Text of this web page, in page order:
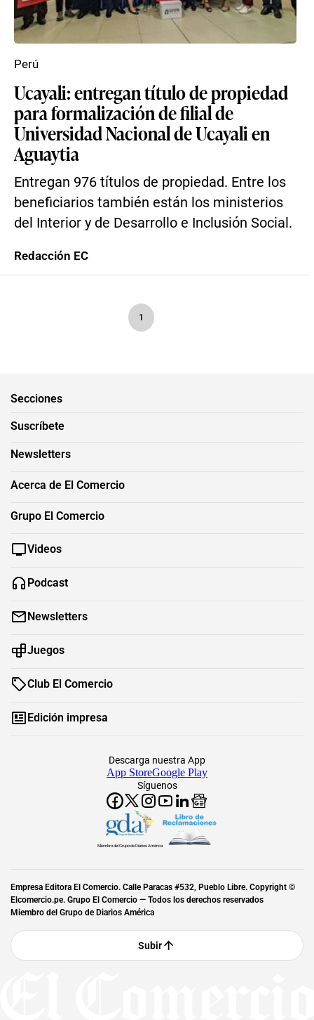
Ucayali: entregan título de propiedad
para formalización de filial de
Universidad Nacional de Ucayali en
Aguaytia
Entregan 976 títulos de propiedad. Entre los
beneficiarios también están los ministerios
del Interior y de Desarrollo e Inclusión Social.
Perú
Redacción EC
1
Secciones
Suscríbete
Newsletters
Acerca de El Comercio
Grupo El Comercio
Videos
Podcast
Newsletters
Juegos
Club El Comercio
Edición impresa
Síguenos
Descarga nuestra App
App StoreGoogle Play
Miembro del Grupo de Diarios América
Empresa Editora El Comercio. Calle Paracas #532, Pueblo Libre. Copyright ©
Elcomercio.pe. Grupo El Comercio — Todos los derechos reservados
Miembro del Grupo de Diarios América
Subir